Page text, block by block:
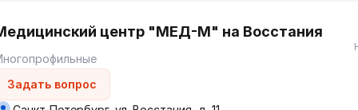
центр "МЕД-М" на Восстания
Задать вопрос